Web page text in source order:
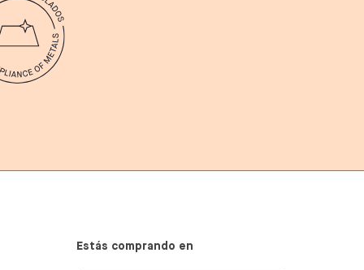
Estás comprando en